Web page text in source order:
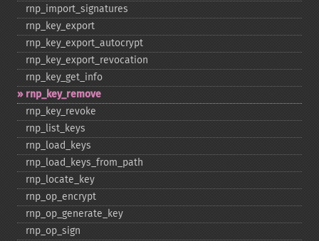
rnp_​import_​signatures
rnp_​key_​export
rnp_​key_​export_​autocrypt
rnp_​key_​export_​revocation
rnp_​key_​get_​info
rnp_​key_​remove
rnp_​key_​revoke
rnp_​list_​keys
rnp_​load_​keys
rnp_​load_​keys_​from_​path
rnp_​locate_​key
rnp_​op_​encrypt
rnp_​op_​generate_​key
rnp_​op_​sign